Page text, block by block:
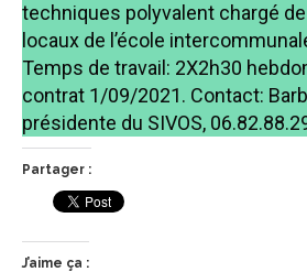
techniques polyvalent chargé
locaux de l’école
Temps de travail: 2X2h30
contrat 1/09/2021. Contact:
présidente du SIVOS,
Partager :
J’aime ça :